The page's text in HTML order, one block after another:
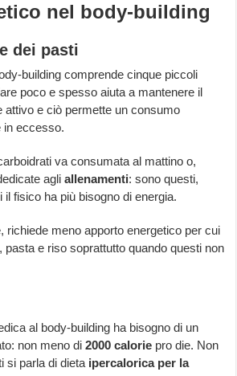
nel body-building
dei pasti
building comprende cinque piccoli
poco e spesso aiuta a mantenere il
attivo e ciò permette un consumo
in eccesso.
va consumata al mattino o,
agli allenamenti: sono questi,
il fisico ha più bisogno di energia.
richiede meno apporto energetico per cui
pasta e riso soprattutto quando questi non
al body-building ha bisogno di un
non meno di2000 calorie pro die. Non
si parla di dieta ipercalorica per la